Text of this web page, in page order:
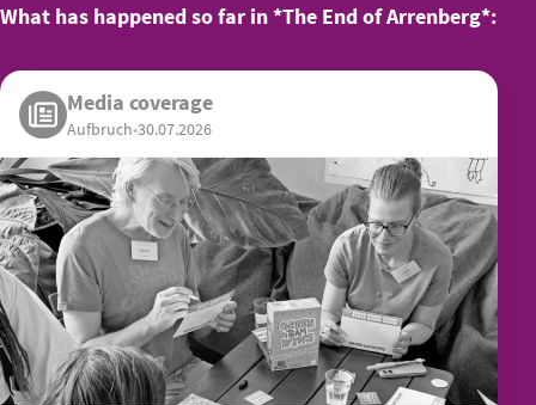
What has happened so far in *The End of Arrenberg*:
Media coverage
Aufbruch•30.07.2026